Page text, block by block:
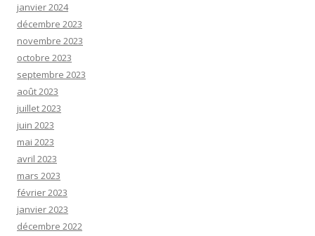
janvier 2024
décembre 2023
novembre 2023
octobre 2023
septembre 2023
août 2023
juillet 2023
juin 2023
mai 2023
avril 2023
mars 2023
février 2023
janvier 2023
décembre 2022